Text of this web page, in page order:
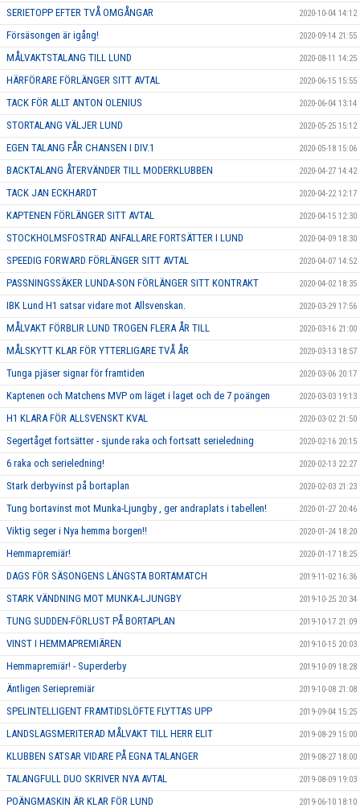
SERIETOPP EFTER TVÅ OMGÅNGAR 2020-10-04 14:12
Försäsongen är igång! 2020-09-14 21:55
MÅLVAKTSTALANG TILL LUND 2020-08-11 14:25
HÄRFÖRARE FÖRLÄNGER SITT AVTAL 2020-06-15 15:55
TACK FÖR ALLT ANTON OLENIUS 2020-06-04 13:14
STORTALANG VÄLJER LUND 2020-05-25 15:12
EGEN TALANG FÅR CHANSEN I DIV.1 2020-05-18 15:06
BACKTALANG ÅTERVÄNDER TILL MODERKLUBBEN 2020-04-27 14:42
TACK JAN ECKHARDT 2020-04-22 12:17
KAPTENEN FÖRLÄNGER SITT AVTAL 2020-04-15 12:30
STOCKHOLMSFOSTRAD ANFALLARE FORTSÄTTER I LUND 2020-04-09 18:30
SPEEDIG FORWARD FÖRLÄNGER SITT AVTAL 2020-04-07 14:52
PASSNINGSSÄKER LUNDA-SON FÖRLÄNGER SITT KONTRAKT 2020-04-02 18:35
IBK Lund H1 satsar vidare mot Allsvenskan. 2020-03-29 17:56
MÅLVAKT FÖRBLIR LUND TROGEN FLERA ÅR TILL 2020-03-16 21:00
MÅLSKYTT KLAR FÖR YTTERLIGARE TVÅ ÅR 2020-03-13 18:57
Tunga pjäser signar för framtiden 2020-03-06 20:17
Kaptenen och Matchens MVP om läget i laget och de 7 poängen 2020-03-03 19:13
H1 KLARA FÖR ALLSVENSKT KVAL 2020-03-02 21:50
Segertåget fortsätter - sjunde raka och fortsatt serieledning 2020-02-16 20:15
6 raka och serieledning! 2020-02-13 22:27
Stark derbyvinst på bortaplan 2020-02-03 21:23
Tung bortavinst mot Munka-Ljungby , ger andraplats i tabellen! 2020-01-27 20:46
Viktig seger i Nya hemma borgen!! 2020-01-24 18:20
Hemmapremiär! 2020-01-17 18:25
DAGS FÖR SÄSONGENS LÄNGSTA BORTAMATCH 2019-11-02 16:36
STARK VÄNDNING MOT MUNKA-LJUNGBY 2019-10-25 20:34
TUNG SUDDEN-FÖRLUST PÅ BORTAPLAN 2019-10-17 21:09
VINST I HEMMAPREMIÄREN 2019-10-15 20:03
Hemmapremiär! - Superderby 2019-10-09 18:28
Äntligen Seriepremiär 2019-10-08 21:08
SPELINTELLIGENT FRAMTIDSLÖFTE FLYTTAS UPP 2019-09-04 15:25
LANDSLAGSMERITERAD MÅLVAKT TILL HERR ELIT 2019-08-29 15:00
KLUBBEN SATSAR VIDARE PÅ EGNA TALANGER 2019-08-27 18:00
TALANGFULL DUO SKRIVER NYA AVTAL 2019-08-09 19:03
POÄNGMASKIN ÄR KLAR FÖR LUND 2019-06-10 18:10